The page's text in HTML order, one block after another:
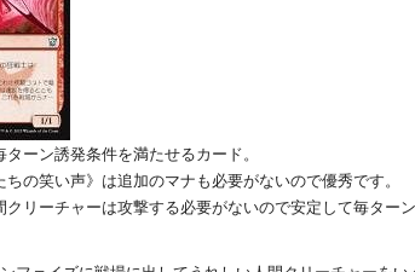
ターン誘発条件を満たせるカード。
の笑い声》は追加のマナも必要がないので優秀です。
リーチャーは攻撃する必要がないので安定して毎ター